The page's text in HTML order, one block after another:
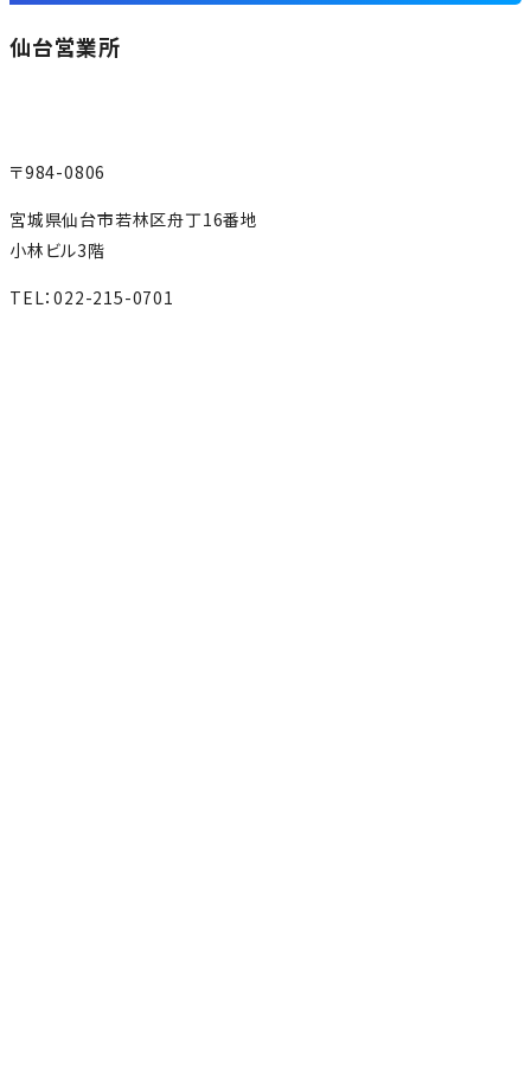
仙台営業所
〒984-0806
宮城県仙台市若林区舟丁16番地
小林ビル3階
TEL：022-215-0701